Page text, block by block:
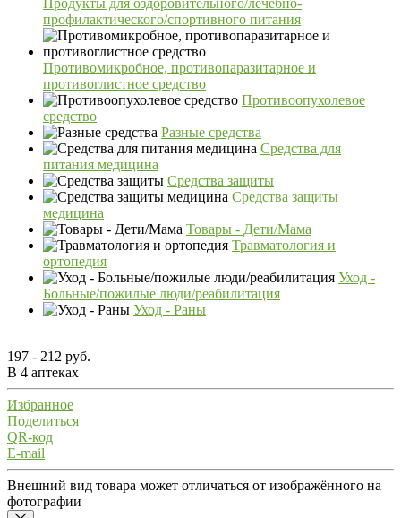
профилактического/спортивного питания
Противомикробное, противопаразитарное и
противоглистное средство
Противоопухолевое
средство
Разные средства
Средства для
питания медицина
Средства защиты
Средства защиты
медицина
Товары - Дети/Мама
Травматология и
ортопедия
Уход -
Больные/пожилые люди/реабилитация
Уход - Раны
197 - 212 руб.
В 4 аптеках
Избранное
Поделиться
QR-код
E-mail
Внешний вид товара может отличаться от изображённого на
фотографии